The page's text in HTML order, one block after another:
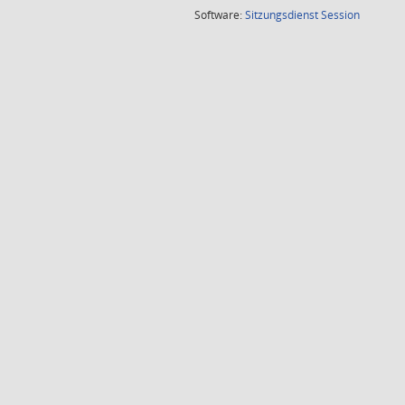
Software:SitzungsdienstSession(Wird in